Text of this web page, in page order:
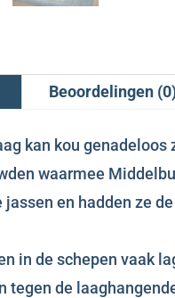
Beoordelingen
kan kou
waarmee
jassen en hadden ze
in de schepen vaak
tegen de